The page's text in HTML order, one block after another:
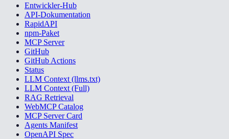
Entwickler-Hub
API-Dokumentation
RapidAPI
npm-Paket
MCP Server
GitHub
GitHub Actions
Status
LLM Context (llms.txt)
LLM Context (Full)
RAG Retrieval
WebMCP Catalog
MCP Server Card
Agents Manifest
OpenAPI Spec